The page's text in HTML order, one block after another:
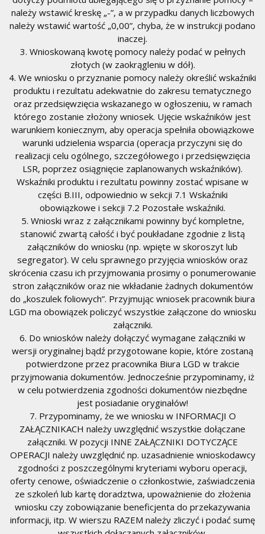
należy wstawić kreskę „-”, a w przypadku danych liczbowych
należy wstawić wartość „0,00”, chyba, że w instrukcji podano
inaczej.
3. Wnioskowaną kwotę pomocy należy podać w pełnych
złotych (w zaokrągleniu w dół).
4. We wniosku o przyznanie pomocy należy określić wskaźniki
produktu i rezultatu adekwatnie do zakresu tematycznego
oraz przedsięwzięcia wskazanego w ogłoszeniu, w ramach
którego zostanie złożony wniosek. Ujęcie wskaźników jest
warunkiem koniecznym, aby operacja spełniła obowiązkowe
warunki udzielenia wsparcia (operacja przyczyni się do
realizacji celu ogólnego, szczegółowego i przedsięwzięcia
LSR, poprzez osiągnięcie zaplanowanych wskaźników).
Wskaźniki produktu i rezultatu powinny zostać wpisane w
części B.III, odpowiednio w sekcji 7.1 Wskaźniki
obowiązkowe i sekcji 7.2 Pozostałe wskaźniki.
5. Wnioski wraz z załącznikami powinny być kompletne,
stanowić zwartą całość i być poukładane zgodnie z listą
załączników do wniosku (np. wpięte w skoroszyt lub
segregator). W celu sprawnego przyjęcia wniosków oraz
skrócenia czasu ich przyjmowania prosimy o ponumerowanie
stron załączników oraz nie wkładanie żadnych dokumentów
do „koszulek foliowych”. Przyjmując wniosek pracownik biura
LGD ma obowiązek policzyć wszystkie załączone do wniosku
załączniki.
6. Do wniosków należy dołączyć wymagane załączniki w
wersji oryginalnej bądź przygotowane kopie, które zostaną
potwierdzone przez pracownika Biura LGD w trakcie
przyjmowania dokumentów. Jednocześnie przypominamy, iż
w celu potwierdzenia zgodności dokumentów niezbędne
jest posiadanie oryginałów!
7. Przypominamy, że we wniosku w INFORMACJI O
ZAŁĄCZNIKACH należy uwzględnić wszystkie dołączane
załączniki. W pozycji INNE ZAŁĄCZNIKI DOTYCZĄCE
OPERACJI należy uwzględnić np. uzasadnienie wnioskodawcy
zgodności z poszczególnymi kryteriami wyboru operacji,
oferty cenowe, oświadczenie o członkostwie, zaświadczenia
ze szkoleń lub kartę doradztwa, upoważnienie do złożenia
wniosku czy zobowiązanie beneficjenta do przekazywania
informacji, itp. W wierszu RAZEM należy zliczyć i podać sumę